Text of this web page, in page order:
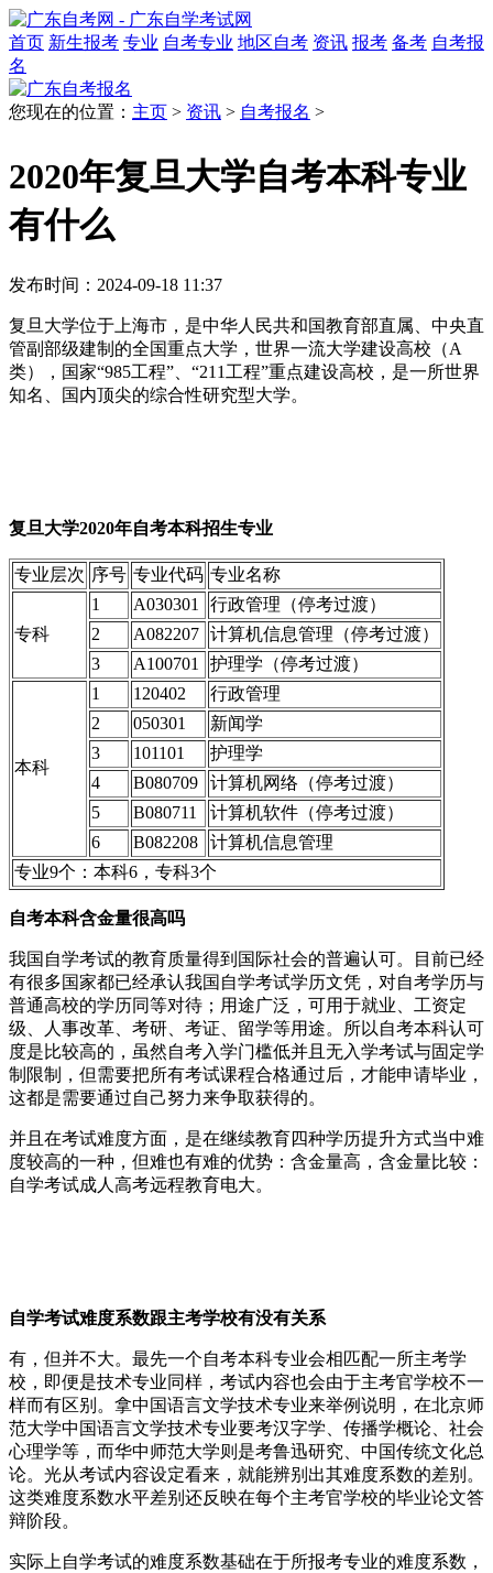
首页 新生报考 专业 自考专业 地区自考 资讯 报考 备考 自考报
名
您现在的位置： 主页 > 资讯 > 自考报名 >
2020年复旦大学自考本科专业
有什么
发布时间：2024-09-18 11:37
复旦大学位于上海市，是中华人民共和国教育部直属、中央直
管副部级建制的全国重点大学，世界一流大学建设高校（A
类），国家“985工程”、“211工程”重点建设高校，是一所世界
知名、国内顶尖的综合性研究型大学。
复旦大学2020年自考本科招生专业
专业层次 序号 专业代码 专业名称
专科
1 A030301
行政管理（停考过渡）
2
A082207 计算机信息管理（停考过渡）
3
A100701 护理学（停考过渡）
本科
1 120402
行政管理
2
050301
新闻学
3
101101
护理学
4
B080709
计算机网络（停考过渡）
5
B080711
计算机软件（停考过渡）
6
B082208
计算机信息管理
专业9个：本科6，专科3个
自考本科含金量很高吗
我国自学考试的教育质量得到国际社会的普遍认可。目前已经
有很多国家都已经承认我国自学考试学历文凭，对自考学历与
普通高校的学历同等对待；用途广泛，可用于就业、工资定
级、人事改革、考研、考证、留学等用途。所以自考本科认可
度是比较高的，虽然自考入学门槛低并且无入学考试与固定学
制限制，但需要把所有考试课程合格通过后，才能申请毕业，
这都是需要通过自己努力来争取获得的。
并且在考试难度方面，是在继续教育四种学历提升方式当中难
度较高的一种，但难也有难的优势：含金量高，含金量比较：
自学考试成人高考远程教育电大。
自学考试难度系数跟主考学校有没有关系
有，但并不大。最先一个自考本科专业会相匹配一所主考学
校，即便是技术专业同样，考试内容也会由于主考官学校不一
样而有区别。拿中国语言文学技术专业来举例说明，在北京师
范大学中国语言文学技术专业要考汉字学、传播学概论、社会
心理学等，而华中师范大学则是考鲁迅研究、中国传统文化总
论。光从考试内容设定看来，就能辨别出其难度系数的差别。
这类难度系数水平差别还反映在每个主考官学校的毕业论文答
辩阶段。
实际上自学考试的难度系数基础在于所报考专业的难度系数，